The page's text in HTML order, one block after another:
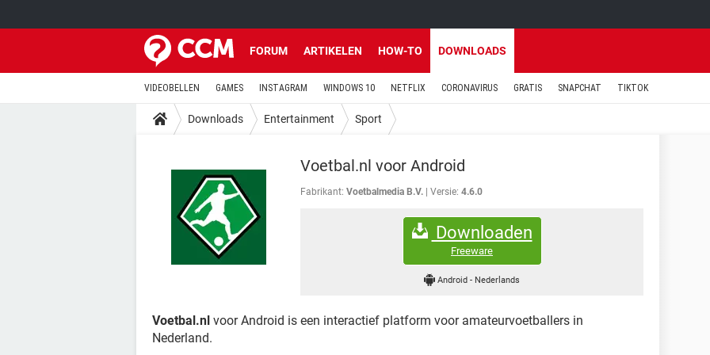
FORUM ARTIKELEN HOW-TO DOWNLOADS
VIDEOBELLEN GAMES INSTAGRAM WINDOWS 10 NETFLIX CORONAVIRUS GRATIS SNAPCHAT TIKTOK
Downloads Entertainment Sport
Voetbal.nl voor Android
Fabrikant: Voetbalmedia B.V. Versie: 4.6.0
Downloaden
Freeware
Android- Nederlands
Voetbal.nl voor Android is een interactief platform voor amateurvoetballers in
Nederland.